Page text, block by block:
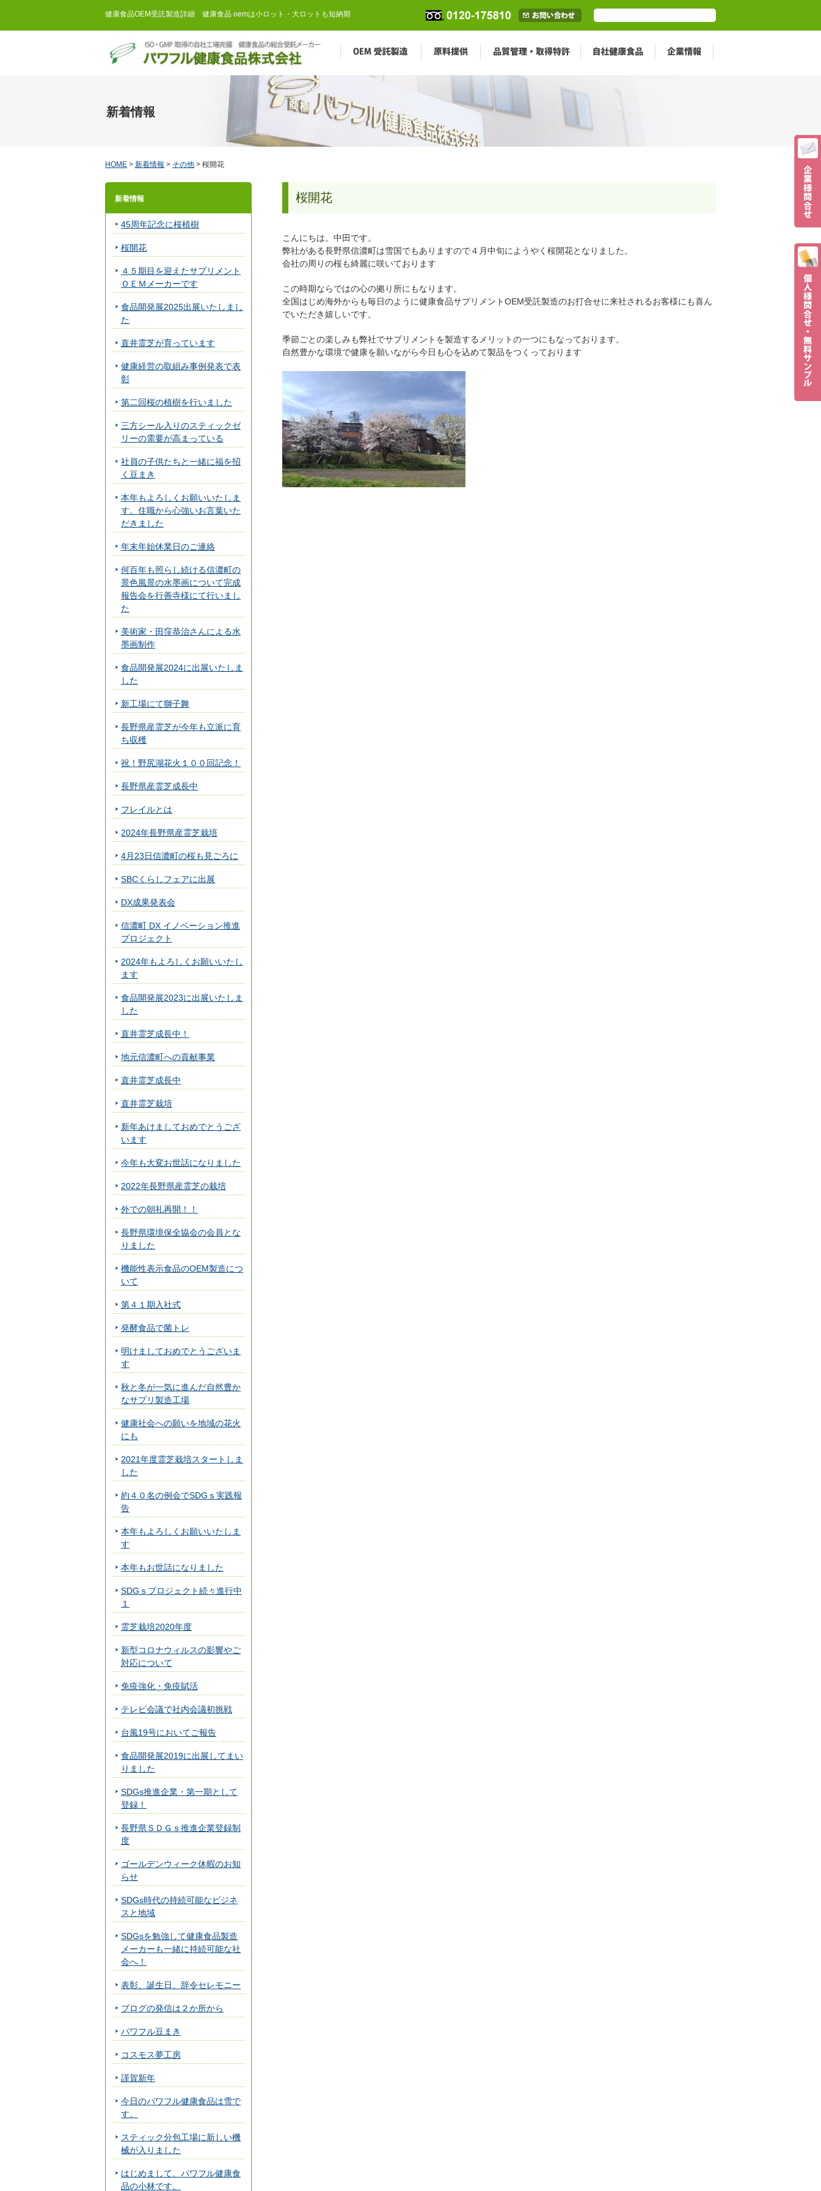
健康食品OEM受託製造詳細 健康食品 oemは小ロット・大ロットも短納期
新着情報
HOME > 新着情報 > その他 > 桜開花
桜開花
こんにちは。中田です。
弊社がある長野県信濃町は雪国でもありますので４月中旬にようやく桜開花となりました。
会社の周りの桜も綺麗に咲いております
この時期ならではの心の拠り所にもなります。
全国はじめ海外からも毎日のように健康食品サプリメントOEM受託製造のお打合せに来社されるお客様にも喜ん
でいただき嬉しいです。
季節ごとの楽しみも弊社でサプリメントを製造するメリットの一つにもなっております。
自然豊かな環境で健康を願いながら今日も心を込めて製品をつくっております
新着情報
45周年記念に桜植樹
桜開花
４５期目を迎えたサプリメント
ＯＥＭメーカーです
食品開発展2025出展いたしまし
た
直井霊芝が育っています
健康経営の取組み事例発表で表
彰
第二回桜の植樹を行いました
三方シール入りのスティックゼ
リーの需要が高まっている
社員の子供たちと一緒に福を招
く豆まき
本年もよろしくお願いいたしま
す。住職から心強いお言葉いた
だきました
年末年始休業日のご連絡
何百年も照らし続ける信濃町の
景色風景の水墨画について完成
報告会を行善寺様にて行いまし
た
美術家・田窪恭治さんによる水
墨画制作
食品開発展2024に出展いたしま
した
新工場にて獅子舞
長野県産霊芝が今年も立派に育
ち収穫
祝！野尻湖花火１００回記念！
長野県産霊芝成長中
フレイルとは
2024年長野県産霊芝栽培
4月23日信濃町の桜も見ごろに
SBCくらしフェアに出展
DX成果発表会
信濃町 DX イノベーション推進
プロジェクト
2024年もよろしくお願いいたし
ます
食品開発展2023に出展いたしま
した
直井霊芝成長中！
地元信濃町への貢献事業
直井霊芝成長中
直井霊芝栽培
新年あけましておめでとうござ
います
今年も大変お世話になりました
2022年長野県産霊芝の栽培
外での朝礼再開！！
長野県環境保全協会の会員とな
りました
機能性表示食品のOEM製造につ
いて
第４１期入社式
発酵食品で菌トレ
明けましておめでとうございま
す
秋と冬が一気に進んだ自然豊か
なサプリ製造工場
健康社会への願いを地域の花火
にも
2021年度霊芝栽培スタートしま
した
約４０名の例会でSDGｓ実践報
告
本年もよろしくお願いいたしま
す
本年もお世話になりました
SDGｓプロジェクト続々進行中
１
霊芝栽培2020年度
新型コロナウィルスの影響やご
対応について
免疫強化・免疫賦活
テレビ会議で社内会議初挑戦
台風19号においてご報告
食品開発展2019に出展してまい
りました
SDGs推進企業・第一期として
登録！
長野県ＳＤＧｓ推進企業登録制
度
ゴールデンウィーク休暇のお知
らせ
SDGs時代の持続可能なビジネ
スと地域
SDGsを勉強して健康食品製造
メーカーも一緒に持続可能な社
会へ！
表彰、誕生日、辞令セレモニー
ブログの発信は２か所から
パワフル豆まき
コスモス夢工房
謹賀新年
今日のパワフル健康食品は雪で
す。
スティック分包工場に新しい機
械が入りました
はじめまして。パワフル健康食
品の小林です。